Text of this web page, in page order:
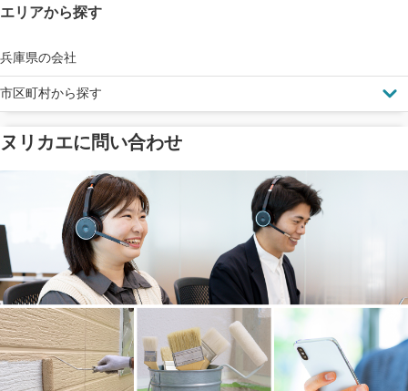
塗料の​品質を​保証
メーカー保証
工事保険
見えにくい屋根も安心
ドローン診断
省エネ効果
断熱・遮熱塗料対応
雨漏り修繕
エリアから探す
兵庫県の会社
市区町村から探す
ヌリカエに問い合わせ